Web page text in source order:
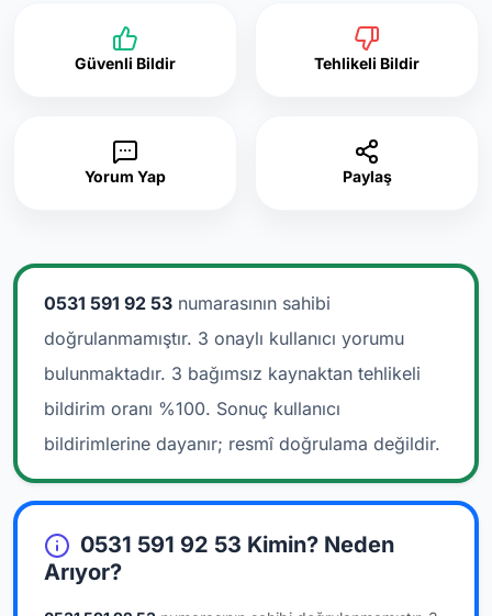
Güvenli Bildir Tehlikeli Bildir
Yorum Yap Paylaş
0531 591 92 53 numarasının sahibi
doğrulanmamıştır. 3 onaylı kullanıcı yorumu
bulunmaktadır. 3 bağımsız kaynaktan tehlikeli
bildirim oranı %100. Sonuç kullanıcı
bildirimlerine dayanır; resmî doğrulama değildir.
0531 591 92 53 Kimin? Neden
Arıyor?